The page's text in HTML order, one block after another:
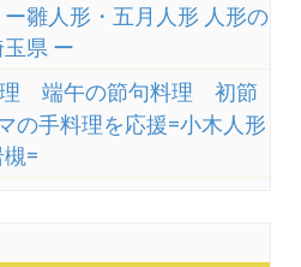
雛人形・五月人形 人形の
県 ー
理 端午の節句料理 初節
手料理を応援=小木人形
=